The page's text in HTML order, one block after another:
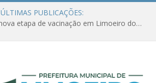
ÚLTIMAS PUBLICAÇÕES:
Amanhã começa nova etapa de vacinação em Limoeiro do Ajuru para idosos com 65 ou mais